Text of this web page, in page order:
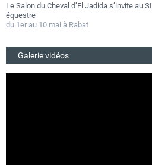
Le Salon du Cheval d’El Jadida s’invite au
équestre
du 1er au 10 mai à Rabat
Galerie vidéos